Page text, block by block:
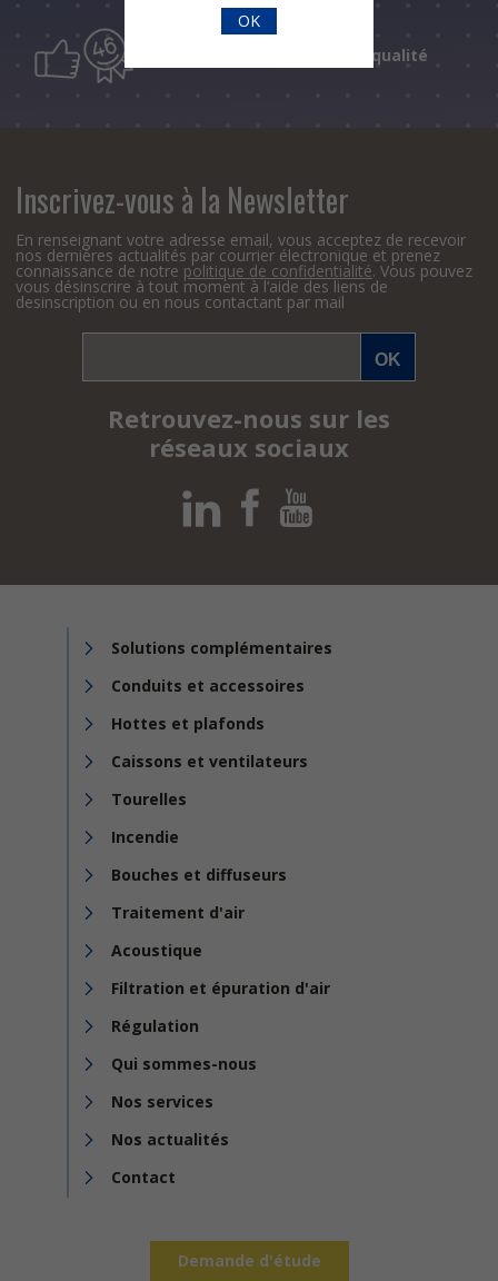
46 ans de conseil de qualité
Inscrivez-vous à la Newsletter
En renseignant votre adresse email, vous acceptez de recevoir
nos dernières actualités par courrier électronique et prenez
connaissance de notre politique de confidentialité. Vous pouvez
vous désinscrire à tout moment à l’aide des liens de
desinscription ou en nous contactant par mail
Retrouvez-nous sur les
réseaux sociaux
Solutions complémentaires
Conduits et accessoires
Hottes et plafonds
Caissons et ventilateurs
Tourelles
Incendie
Bouches et diffuseurs
Traitement d'air
Acoustique
Filtration et épuration d'air
Régulation
Qui sommes-nous
Nos services
Nos actualités
Contact
Demande d'étude
OK